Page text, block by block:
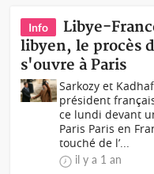
Info
Libye-
libyen, le procès
s'ouvre à Paris
Sarkozy et
président
ce lundi devant
Paris Paris en
touché de l’...
il y a 1 an